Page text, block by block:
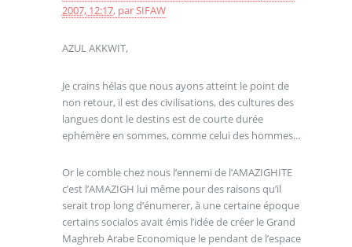
2007, 12:17, parSIFAW
AZUL AKKWIT,
Je crains hélas que nous ayons atteint le point de
non retour, il est des civilisations, des cultures des
langues dont le destins est de courte durée
ephémère en sommes, comme celui des hommes...
Or le comble chez nous l’ennemi de l’AMAZIGHITE
c’est l’AMAZIGH lui même pour des raisons qu’il
serait trop long d’énumerer, à une certaine époque
certains socialos avait émis l’idée de créer le Grand
Maghreb Arabe Economique le pendant de l’espace